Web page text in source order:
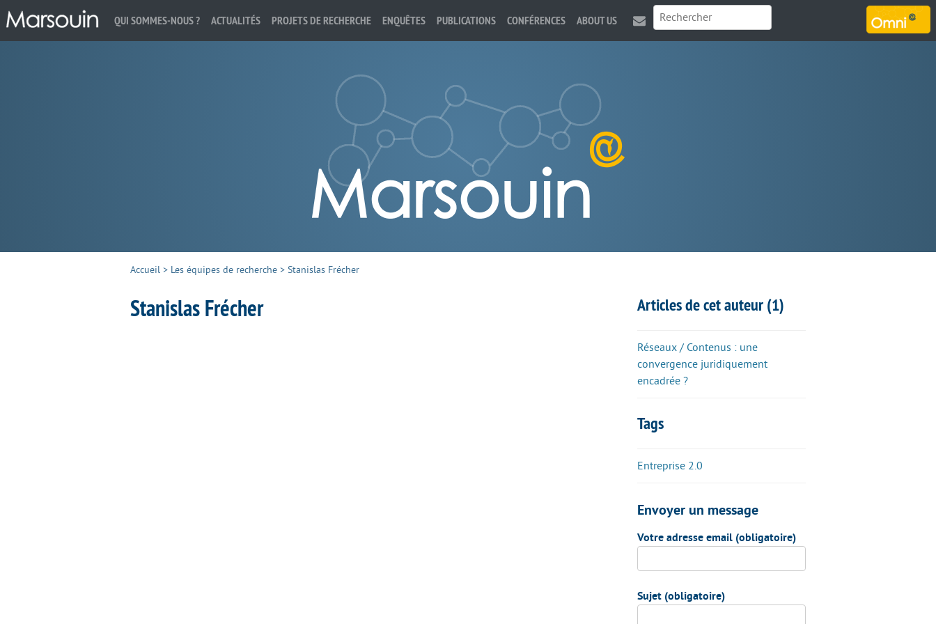
QUI SOMMES-NOUS ? ACTUALITÉS PROJETS DE RECHERCHE ENQUÊTES PUBLICATIONS CONFÉRENCES ABOUT US
Accueil > Les équipes de recherche > Stanislas Frécher
Stanislas Frécher Articles de cet auteur (1)
Réseaux / Contenus : une
convergence juridiquement
encadrée ?
Tags
Entreprise 2.0
Envoyer un message
Votre adresse email (obligatoire)
Sujet (obligatoire)